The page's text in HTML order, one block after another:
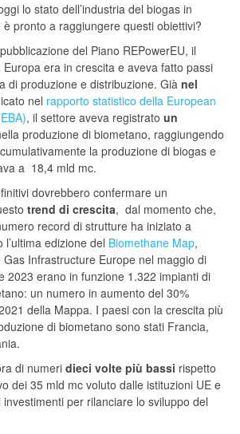
lo stato dell’industria del biogas in
pronto a raggiungere questi obiettivi?
del Piano REPowerEU, il
era in crescita e aveva fatto passi
di produzione e distribuzione. Già nel
nel rapporto statistico della European
, il settore aveva registrato un
produzione di biometano, raggiungendo
la produzione di biogas e
a 18,4 mld mc.
dovrebbero confermare un
trend di crescita, dal momento che,
record di strutture ha iniziato a
edizione del Biomethane Map,
Infrastructure Europe nel maggio di
2023 erano in funzione 1.322 impianti di
un numero in aumento del 30%
della Mappa. I paesi con la crescita più
di biometano sono stati Francia,
di numeri dieci volte più bassi rispetto
dei 35 mld mc voluto dalle istituzioni UE e
per rilanciare lo sviluppo del